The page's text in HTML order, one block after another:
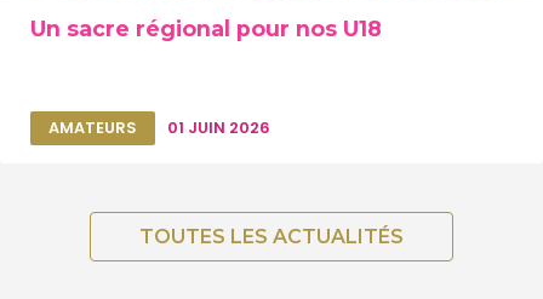
Un sacre régional pour nos U18
AMATEURS 01 JUIN 2026
TOUTES LES ACTUALITÉS